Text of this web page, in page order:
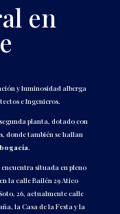
en
y luminosidad alberga
e Ingenieros.
planta, dotado con
donde también se hallan
.
encuentra situada en pleno
la calle Bailén 29 Atico
26, actualmente calle
la Casa de la Festa y la